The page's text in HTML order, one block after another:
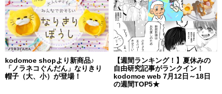
kodomoe shopより新商品♪
「ノラネコぐんだん」なりきり
帽子（大、小）が登場！
【週間ランキング！】夏休みの
自由研究記事がランクイン！
kodomoe web 7月12日～18日
の週間TOP5★